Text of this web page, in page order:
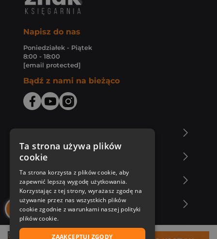
Napisz do nas
Poniedziałek - Piątek
8:00 - 18:00
[email protected]
Bądź z nami na bieżąco
Zakupy u nas
Nasza oferta
Nasi autorzy
Ta strona używa plików
cookie
Ta strona korzysta z plików cookie, aby
zapewnić lepszą wygodę użytkowania.
Korzystając z tej strony, wyrażasz zgodę na
używanie przez nas wszystkich plików
cookie zgodnie z warunkami naszej polityki
plików cookie.
ZAAKCEPTUJ ZGODY